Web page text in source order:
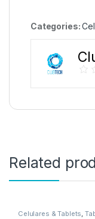
Categories:
Related
Celulares & Tablets ,